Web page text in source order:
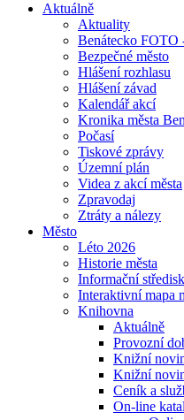
Aktuálně
Aktuality
Benátecko
Bezpečné město
Hlášení rozhlasu
Hlášení závad
Kalendář akcí
Kronika města
Počasí
Tiskové zprávy
Územní plán
Videa z akcí města
Zpravodaj
Ztráty a nálezy
Město
Léto 2026
Historie města
Informační
Interaktivní mapa
Knihovna
Aktuálně
Provozní
Knižní
Knižní
Ceník a
On-line